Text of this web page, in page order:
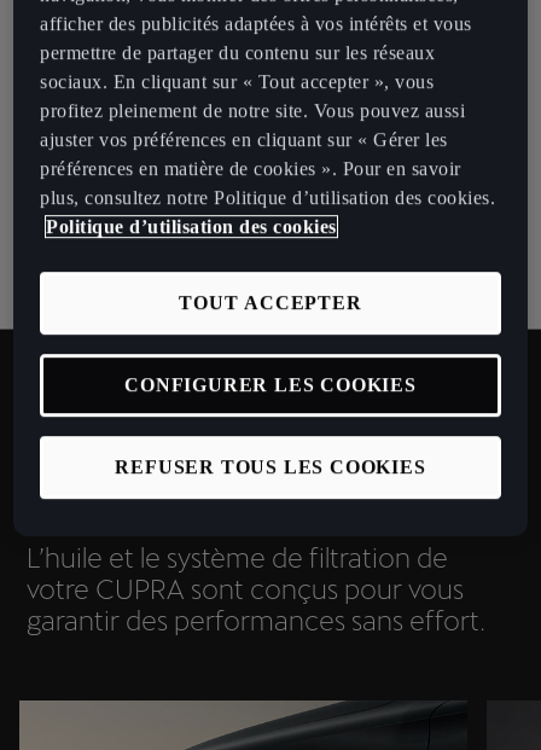
Réactivité
Les freins de votre CUPRA sont réglés de manière à les rendre
Une véritable longévité
Une stabilité et un bruit réduit. Profitez durablement des
performances de votre CUPRA grâce aux pièces d’origine.
UNE FLUIDITÉ À TOUTE
ÉPREUVE
L’huile et le système de filtration de
votre CUPRA sont conçus pour vous
garantir des performances sans effort.
afficher des publicités adaptées à vos intérêts et vous
permettre de partager du contenu sur les réseaux
sociaux. En cliquant sur « Tout accepter », vous
profitez pleinement de notre site. Vous pouvez aussi
ajuster vos préférences en cliquant sur « Gérer les
préférences en matière de cookies ». Pour en savoir
plus, consultez notre Politique d’utilisation des cookies.
Politique d’utilisation des cookies
REFUSER TOUS LES COOKIES
TOUT ACCEPTER
CONFIGURER LES COOKIES